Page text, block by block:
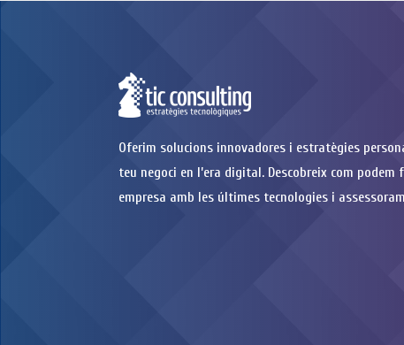
Oferim solucions innovadores i estratègies
teu negoci en l’era digital. Descobreix com
empresa amb les últimes tecnologies i